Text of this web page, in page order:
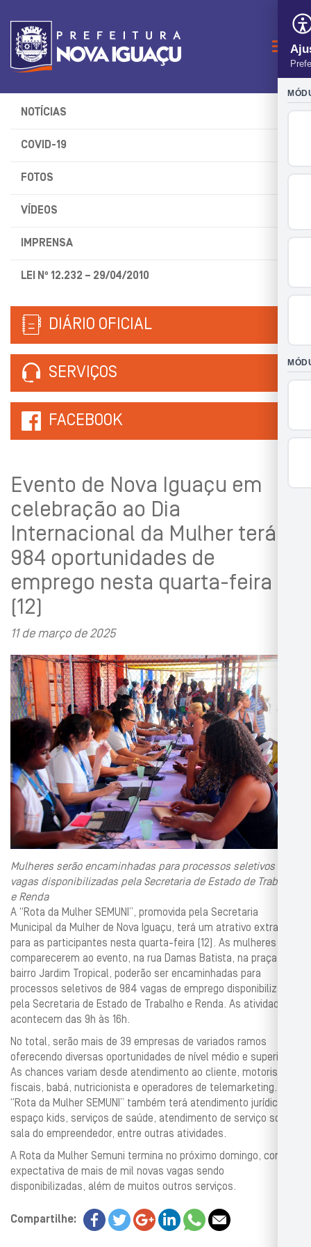
NOTÍCIAS
COVID-19
FOTOS
VÍDEOS
IMPRENSA
LEI Nº 12.232 – 29/04/2010
DIÁRIO OFICIAL
SERVIÇOS
FACEBOOK
Evento de Nova Iguaçu em
celebração ao Dia
Internacional da Mulher terá
984 oportunidades de
emprego nesta quarta-feira
(12)
11 de março de 2025
Mulheres serão encaminhadas para processos seletivos das
vagas disponibilizadas pela Secretaria de Estado de Trabalho
e Renda
A “Rota da Mulher SEMUNI”, promovida pela Secretaria
Municipal da Mulher de Nova Iguaçu, terá um atrativo extra
para as participantes nesta quarta-feira (12). As mulheres que
comparecerem ao evento, na rua Damas Batista, na praça do
bairro Jardim Tropical, poderão ser encaminhadas para
processos seletivos de 984 vagas de emprego disponibilizadas
pela Secretaria de Estado de Trabalho e Renda. As atividades
acontecem das 9h às 16h.
No total, serão mais de 39 empresas de variados ramos
oferecendo diversas oportunidades de nível médio e superior.
As chances variam desde atendimento ao cliente, motoristas,
fiscais, babá, nutricionista e operadores de telemarketing. A
“Rota da Mulher SEMUNI” também terá atendimento jurídico,
espaço kids, serviços de saúde, atendimento de serviço social,
sala do empreendedor, entre outras atividades.
A Rota da Mulher Semuni termina no próximo domingo, com a
expectativa de mais de mil novas vagas sendo
disponibilizadas, além de muitos outros serviços.
Compartilhe: